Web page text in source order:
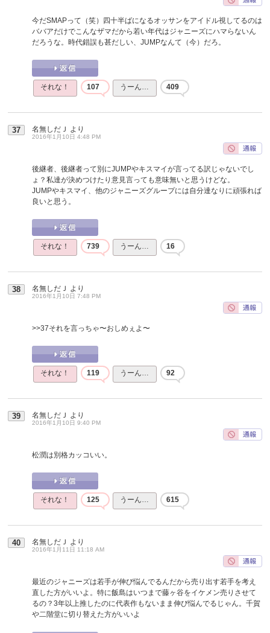
今だSMAPって（笑）四十半ばになるオッサンをアイドル視してるのは
ババアだけでこんなザマだから若い年代はジャニーズにハマらないん
だろうな。時代錯誤も甚だしい、JUMPなんて（今）だろ。
それな！ 107 うーん… 409
37 名無しだＪ より
2016年1月10日 4:48 PM
後継者、後継者って別にJUMPやキスマイが言ってる訳じゃないでし
ょ？私達が決めつけたり意見言っても意味無いと思うけどな。
JUMPやキスマイ、他のジャニーズグループには自分達なりに頑張れば
良いと思う。
それな！ 739 うーん… 16
38 名無しだＪ より
2016年1月10日 7:48 PM
>>37それを言っちゃ〜おしめぇよ〜
それな！ 119 うーん… 92
39 名無しだＪ より
2016年1月10日 9:40 PM
松潤は別格カッコいい。
それな！ 125 うーん… 615
40 名無しだＪ より
2016年1月11日 11:18 AM
最近のジャニーズは若手が伸び悩んでるんだから売り出す若手を考え
直した方がいいよ。特に飯島はいつまで藤ヶ谷をイケメン売りさせて
るの？3年以上推したのに代表作もないまま伸び悩んでるじゃん。千賀
や二階堂に切り替えた方がいいよ